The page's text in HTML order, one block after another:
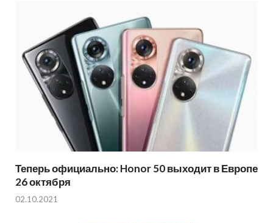
Теперь официально: Honor 50 выходит в Европе
26 октября
02.10.2021